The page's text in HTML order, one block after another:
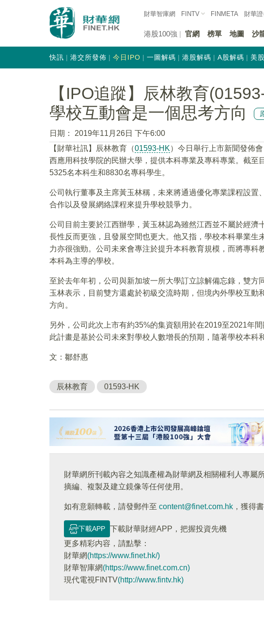
財華智庫網 FINTV FINMETA 財華
港股100強 官網 榜單 地圖 沙
快訊 港交所發佈 今日IPO 一圖解碼 港股解碼 A股解碼 美
【IPO追蹤】辰林教育
學校互動會是一個思考方向
日期：
2019年11月26日 下午6:00
【財華社訊】辰林教育（01593-HK）今日舉行上市新聞發佈
西應用科技學院的民辦大學，提供本科專業及專科專業。截至
5325名本科生和8830名專科學生。
公司執行董事及主席黃玉林稱，未來將通過優化專業課程設置
合作以及發展網絡課程來提升學校競爭力。
公司目前主要於江西辦學，黃玉林認為雖然江西並不屬於經濟
長性反而更強，且發展空間也更大。他又指，學校本科畢業生
力亦很強勁。公司未來會專注於提升本科教育規模，而將專科
本科為主導的學校。
至於去年年初，公司與新加坡一所大學訂立諒解備忘錄，雙方
玉林表示，目前雙方還處於初級交流時期，但境內外學校互動
方向。
另外，公司此次上市有約35%的集資額用於在2019至2021年
此計畫是基於公司未來對學校人數增長的預期，隨著學校本科
文：鄒舒惠
辰林教育 01593-HK
財華網所刊載內容之知識產權為財華網及相關權利人專屬
摘編、複製及建立鏡像等任何使用。
如有意願轉載，請發郵件至 content@finet.com.hk ，獲得
下載APP
下載財華財經APP，把握投資先機
更多精彩内容，請點擊：
財華網(https://www.finet.hk/)
財華智庫網(https://www.finet.com.cn)
現代電視FINTV(http://www.fintv.hk)